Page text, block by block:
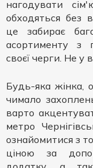
нагодувати
обходяться без
це забирає
асортименту з
своєї черги. Не у
Будь-яка жінка,
чимало
варто
метро
ознайомитися з
ціною за